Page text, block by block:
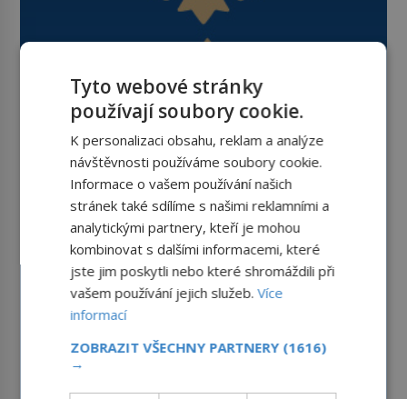
Tyto webové stránky
používají soubory cookie.
K personalizaci obsahu, reklam a analýze
návštěvnosti používáme soubory cookie.
Informace o vašem používání našich
stránek také sdílíme s našimi reklamními a
analytickými partnery, kteří je mohou
kombinovat s dalšími informacemi, které
jste jim poskytli nebo které shromáždili při
vašem používání jejich služeb.Více
informací
ZOBRAZIT VŠECHNY PARTNERY (1616)
→